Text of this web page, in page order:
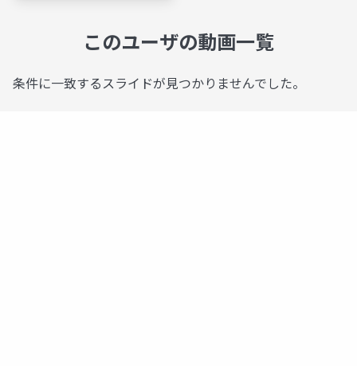
このユーザの動画一覧
条件に一致するスライドが見つかりませんでした。